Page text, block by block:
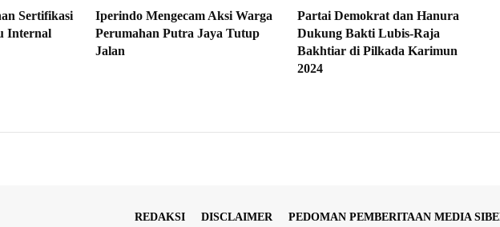
Sertifikasi
Internal
Iperindo Mengecam Aksi Warga
Perumahan Putra Jaya Tutup
Jalan
Partai Demokrat dan Hanura
Dukung Bakti Lubis-Raja
Bakhtiar di Pilkada Karimun
2024
REDAKSI DISCLAIMER PEDOMAN PEMBERITAAN MEDIA